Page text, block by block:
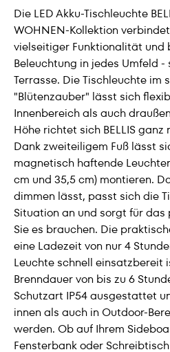
Die LED Akku-Tischleuchte
WOHNEN-Kollektion
vielseitiger Funktionalität und
Beleuchtung in jedes Umfeld
Terrasse. Die Tischleuchte im
"Blütenzauber" lässt sich
Innenbereich als auch
Höhe richtet sich BELLIS ganz
Dank zweiteiligem Fuß lässt
magnetisch haftende
cm und 35,5 cm) montieren.
dimmen lässt, passt sich die
Situation an und sorgt für
Sie es brauchen. Die
eine Ladezeit von nur 4
Leuchte schnell einsatzbereit
Brenndauer von bis zu 6
Schutzart IP54 ausgestattet
innen als auch in Outdoor-
werden. Ob auf Ihrem
Fensterbank oder